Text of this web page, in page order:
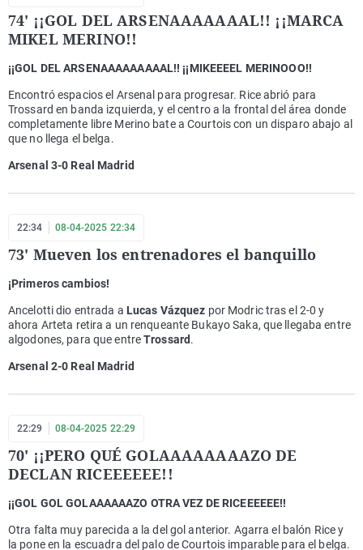
74' ¡¡GOL DEL ARSENAAAAAAAL!! ¡¡MARCA
MIKEL MERINO!!
¡¡GOL DEL ARSENAAAAAAAAAL!! ¡¡MIKEEEEL MERINOOO!!
Encontró espacios el Arsenal para progresar. Rice abrió para
Trossard en banda izquierda, y el centro a la frontal del área donde
completamente libre Merino bate a Courtois con un disparo abajo al
que no llega el belga.
Arsenal 3-0 Real Madrid
22:34 08-04-2025 22:34
73' Mueven los entrenadores el banquillo
¡Primeros cambios!
Ancelotti dio entrada a Lucas Vázquez por Modric tras el 2-0 y
ahora Arteta retira a un renqueante Bukayo Saka, que llegaba entre
algodones, para que entreTrossard.
Arsenal 2-0 Real Madrid
22:29 08-04-2025 22:29
70' ¡¡PERO QUÉ GOLAAAAAAAAZO DE
DECLAN RICEEEEEE!!
¡¡GOL GOL GOLAAAAAAZO OTRA VEZ DE RICEEEEEE!!
Otra falta muy parecida a la del gol anterior. Agarra el balón Rice y
la pone en la escuadra del palo de Courtois imparable para el belga.